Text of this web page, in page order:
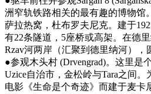
洲窄轨铁路相关的最有趣的博物馆
萨拉热窝，杜布罗夫尼克。建于
有22条隧道，5座桥或高架。在德
Rzav河两岸（汇聚到德里纳河），
●参观木头村 (Drvengrad)。这里是
Uzice自治市，金松岭与Tara之间。
电影《生命是个奇迹》而建于麦卡